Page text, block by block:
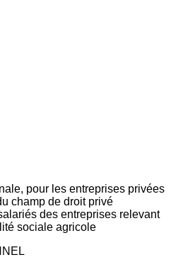
pour les entreprises privées
champ de droit privé
des entreprises relevant
sociale agricole